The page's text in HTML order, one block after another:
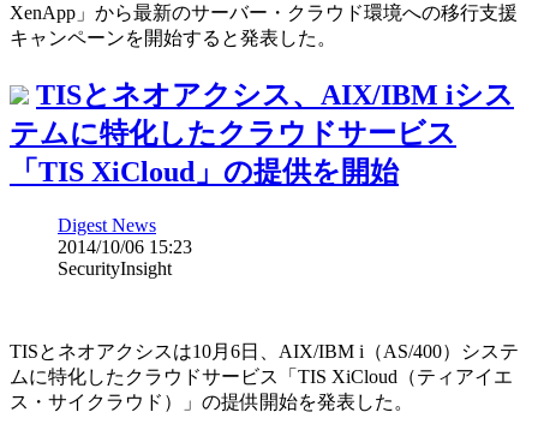
XenApp」から最新のサーバー・クラウド環境への移行支援
キャンペーンを開始すると発表した。
TISとネオアクシス、AIX/IBM iシス
テムに特化したクラウドサービス
「TIS XiCloud」の提供を開始
Digest News
2014/10/06 15:23
SecurityInsight
TISとネオアクシスは10月6日、AIX/IBM i（AS/400）システ
ムに特化したクラウドサービス「TIS XiCloud（ティアイエ
ス・サイクラウド）」の提供開始を発表した。